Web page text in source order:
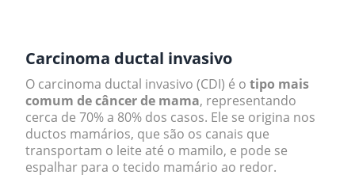
Carcinoma ductal invasivo
O carcinoma ductal invasivo (CDI) é o tipo mais
comum de câncer de mama, representando
cerca de 70% a 80% dos casos. Ele se origina nos
ductos mamários, que são os canais que
transportam o leite até o mamilo, e pode se
espalhar para o tecido mamário ao redor.